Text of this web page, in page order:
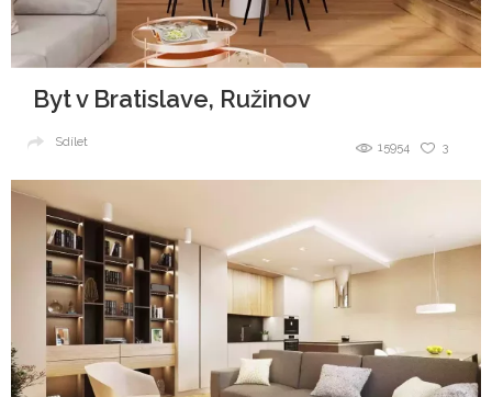
Byt v Bratislave, Ružinov
3
15954
Sdílet